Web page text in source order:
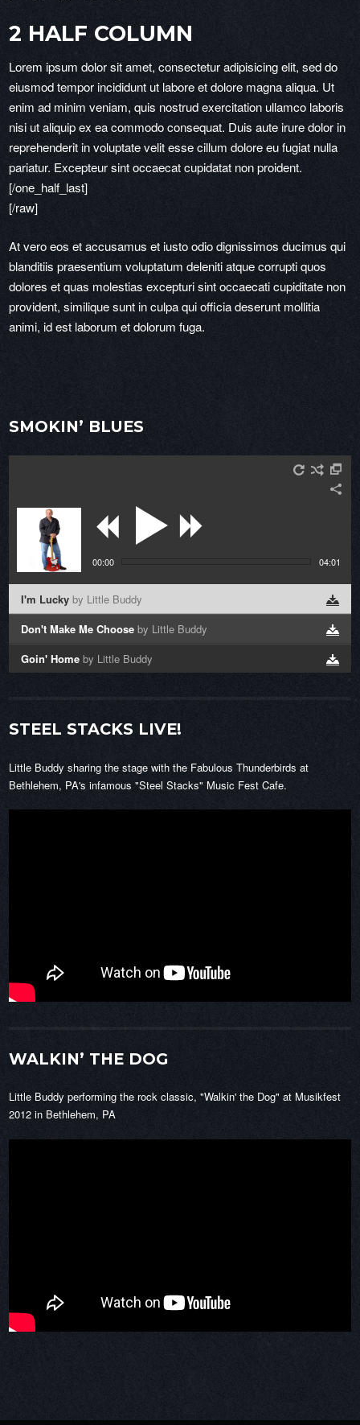
2 HALF COLUMN
Lorem ipsum dolor sit amet, consectetur adipisicing elit, sed do
eiusmod tempor incididunt ut labore et dolore magna aliqua. Ut
enim ad minim veniam, quis nostrud exercitation ullamco laboris
nisi ut aliquip ex ea commodo consequat. Duis aute irure dolor in
reprehenderit in voluptate velit esse cillum dolore eu fugiat nulla
pariatur. Excepteur sint occaecat cupidatat non proident.
[/one_half_last]
[/raw]
At vero eos et accusamus et iusto odio dignissimos ducimus qui
blanditiis praesentium voluptatum deleniti atque corrupti quos
dolores et quas molestias excepturi sint occaecati cupiditate non
provident, similique sunt in culpa qui officia deserunt mollitia
animi, id est laborum et dolorum fuga.
SMOKIN’ BLUES
00:00 04:01
I'm Luckyby Little Buddy
Don't Make Me Chooseby Little Buddy
Goin' Homeby Little Buddy
STEEL STACKS LIVE!
Little Buddy sharing the stage with the Fabulous Thunderbirds at
Bethlehem, PA's infamous "Steel Stacks" Music Fest Cafe.
WALKIN’ THE DOG
Little Buddy performing the rock classic, "Walkin' the Dog" at Musikfest
2012 in Bethlehem, PA